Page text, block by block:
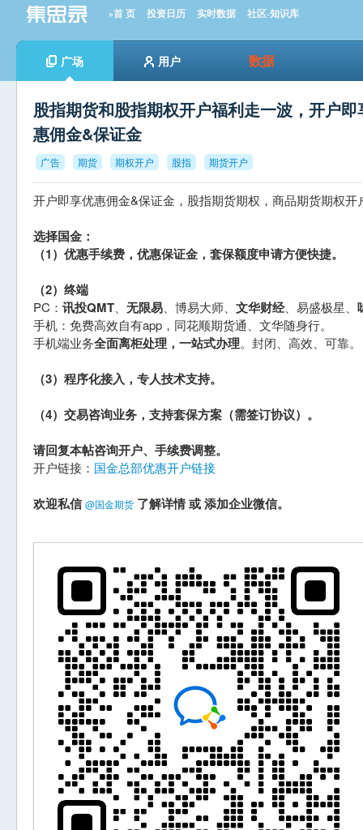
»首 页 投资日历 实时数据 社区-知识库
广场 用户 数据
股指期货和股指期权开户福利走一波，开户即
惠佣金&保证金
广告 期货 期权开户 股指 期货开户
开户即享优惠佣金&保证金，股指期货期权，商品期货期权开
选择国金：
（1）优惠手续费，优惠保证金，套保额度申请方便快捷。
（2）终端
PC： 讯投QMT 无限易 、博易大师、 文华财经、易盛极星、
手机：免费高效自有app，同花顺期货通、文华随身行。
手机端业务全面离柜处理，一站式办理。封闭、高效、可靠。
（3）程序化接入，专人技术支持。
（4）交易咨询业务，支持套保方案（需签订协议）。
请回复本帖咨询开户、手续费调整。
开户链接： 国金总部优惠开户链接
欢迎私信@国金期货 了解详情 或 添加企业微信。